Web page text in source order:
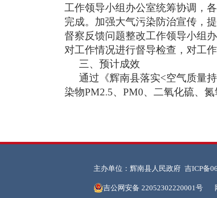
工作领导小组办公室统筹协调，
完成。加强大气污染防治宣传，
督察反馈问题整改工作领导小组
对工作情况进行督导检查，对工
三、预计成效
通过《辉南县落实<空气质量
染物PM2.5、PM0、二氧化硫、
主办单位：辉南县人民政府 吉ICP备
吉公网安备 22052302220001号